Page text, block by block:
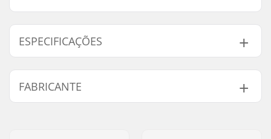
ESPECIFICAÇÕES
Peso: 5g
FABRICANTE